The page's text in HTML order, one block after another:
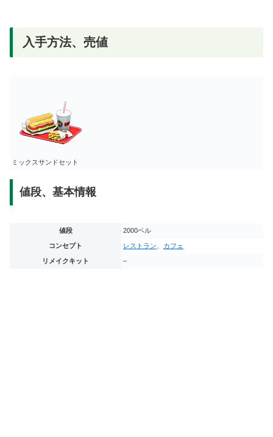
入手方法、売値
ミックスサンドセット
値段、基本情報
値段 2000ベル
コンセプト レストラン、 カフェ
リメイクキット –